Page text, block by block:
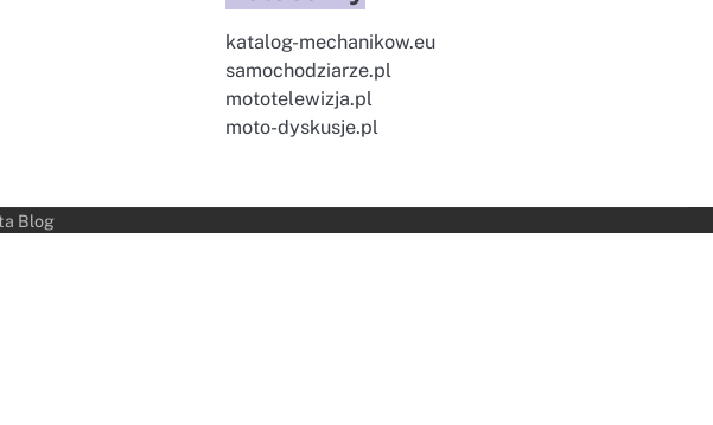
katalog-mechanikow.eu
samochodziarze.pl
mototelewizja.pl
moto-dyskusje.pl
Blog